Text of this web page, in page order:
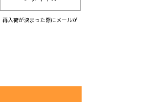
入荷が決まった際にメールが